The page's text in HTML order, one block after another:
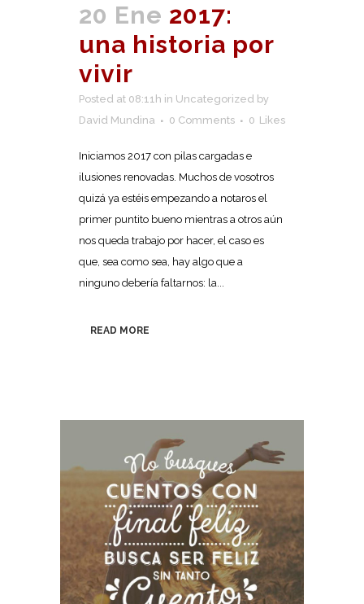
20 Ene 2017:
una historia por
vivir
Posted at 08:11h in Uncategorized by
David Mundina
0 Comments 0 Likes
Iniciamos 2017 con pilas cargadas e
ilusiones renovadas. Muchos de vosotros
quizá ya estéis empezando a notaros el
primer puntito bueno mientras a otros aún
nos queda trabajo por hacer, el caso es
que, sea como sea, hay algo que a
ninguno debería faltarnos: la...
READ MORE